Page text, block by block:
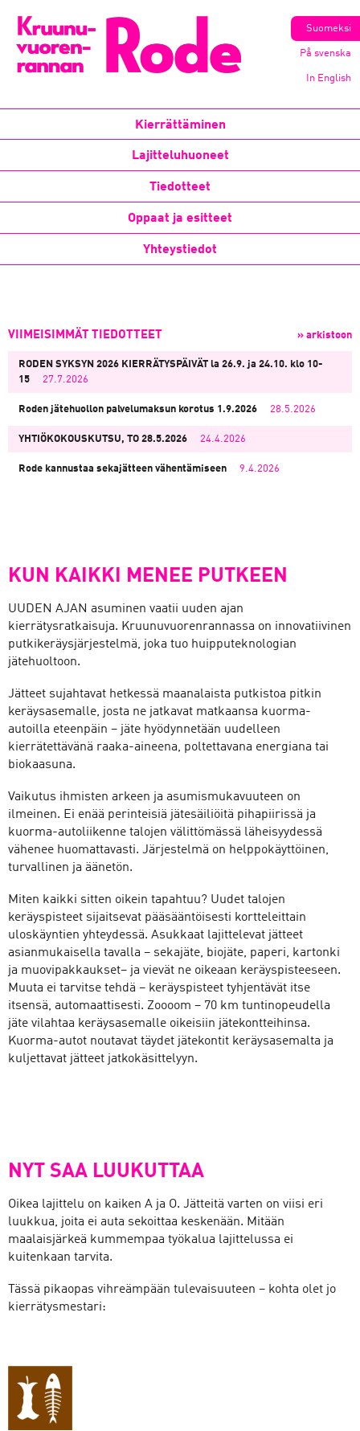
Suomeksi
På svenska
In English
Kierrättäminen
Lajitteluhuoneet
Tiedotteet
Oppaat ja esitteet
Yhteystiedot
VIIMEISIMMÄT TIEDOTTEET » arkistoon
RODEN SYKSYN 2026 KIERRÄTYSPÄIVÄT la 26.9. ja 24.10. klo 10-
15
27.7.2026
Roden jätehuollon palvelumaksun korotus 1.9.2026 28.5.2026
YHTIÖKOKOUSKUTSU, TO 28.5.2026 24.4.2026
Rode kannustaa sekajätteen vähentämiseen 9.4.2026
KUN KAIKKI MENEE PUTKEEN
UUDEN AJAN asuminen vaatii uuden ajan
kierrätysratkaisuja. Kruunuvuorenrannassa on innovatiivinen
putkikeräysjärjestelmä, joka tuo huipputeknologian
jätehuoltoon.
Jätteet sujahtavat hetkessä maanalaista putkistoa pitkin
keräysasemalle, josta ne jatkavat matkaansa kuorma-
autoilla eteenpäin – jäte hyödynnetään uudelleen
kierrätettävänä raaka-aineena, poltettavana energiana tai
biokaasuna.
Vaikutus ihmisten arkeen ja asumismukavuuteen on
ilmeinen. Ei enää perinteisiä jätesäiliöitä pihapiirissä ja
kuorma-autoliikenne talojen välittömässä läheisyydessä
vähenee huomattavasti. Järjestelmä on helppokäyttöinen,
turvallinen ja äänetön.
Miten kaikki sitten oikein tapahtuu? Uudet talojen
keräyspisteet sijaitsevat pääsääntöisesti kortteleittain
uloskäyntien yhteydessä. Asukkaat lajittelevat jätteet
asianmukaisella tavalla – sekajäte, biojäte, paperi, kartonki
ja muovipakkaukset– ja vievät ne oikeaan keräyspisteeseen.
Muuta ei tarvitse tehdä – keräyspisteet tyhjentävät itse
itsensä, automaattisesti. Zoooom – 70 km tuntinopeudella
jäte vilahtaa keräysasemalle oikeisiin jätekontteihinsa.
Kuorma-autot noutavat täydet jätekontit keräysasemalta ja
kuljettavat jätteet jatkokäsittelyyn.
NYT SAA LUUKUTTAA
Oikea lajittelu on kaiken A ja O. Jätteitä varten on viisi eri
luukkua, joita ei auta sekoittaa keskenään. Mitään
maalaisjärkeä kummempaa työkalua lajittelussa ei
kuitenkaan tarvita.
Tässä pikaopas vihreämpään tulevaisuuteen – kohta olet jo
kierrätysmestari: